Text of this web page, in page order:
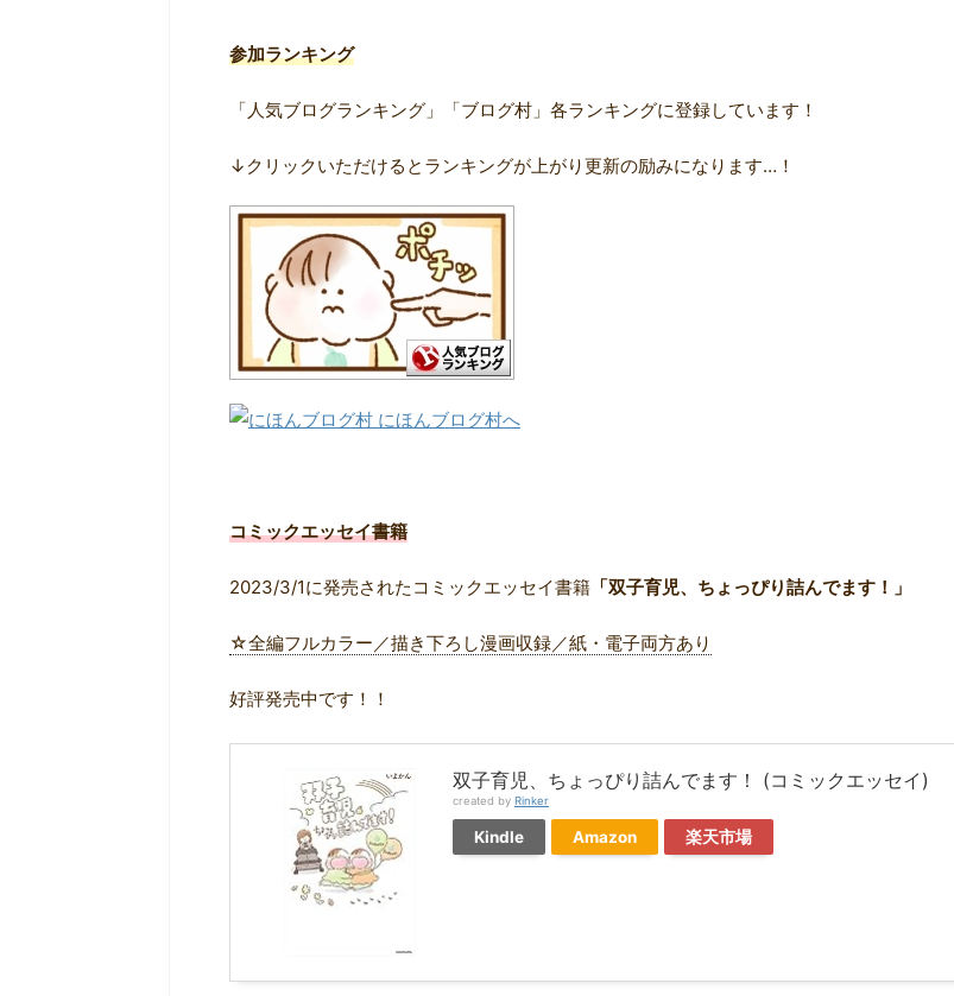
参加ランキング
「人気ブログランキング」「ブログ村」各ランキングに登録しています！
↓クリックいただけるとランキングが上がり更新の励みになります…！
コミックエッセイ書籍
2023/3/1に発売されたコミックエッセイ書籍 「双子育児、ちょっぴり詰んでます！」
☆全編フルカラー／描き下ろし漫画収録／紙・電子両方あり
好評発売中です！！
双子育児、ちょっぴり詰んでます！ (コミックエッセイ)
created by Rinker
Kindle Amazon 楽天市場